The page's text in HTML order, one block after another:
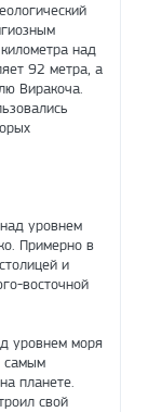
над
92 метра, а
Виракоча.
уровнем
Примерно в
и
восточной
уровнем моря
самым
планете.
свой